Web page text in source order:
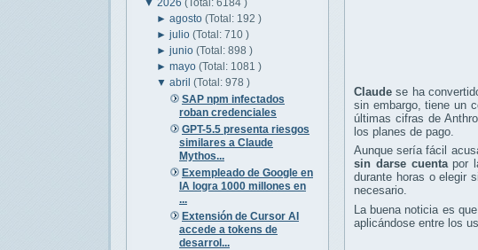
►agosto(Total: 192 )
►julio(Total: 710 )
►junio(Total: 898 )
►mayo(Total: 1081 )
▼abril(Total: 978 )
SAP npm infectados
roban credenciales
GPT-5.5 presenta riesgos
similares a Claude
Mythos...
Exempleado de Google en
IA logra 1000 millones en
...
Extensión de Cursor AI
accede a tokens de
desarrol...
Claude se ha
sin embargo, tiene un
últimas cifras de
los planes de pago.
Aunque sería fácil
sin darse cuentapor
durante horas o elegir
necesario.
La buena noticia es
aplicándose entre los